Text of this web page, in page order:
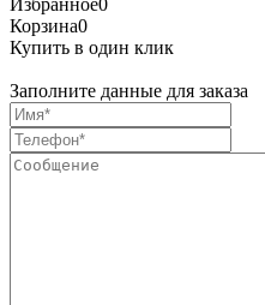
Избранное0
Корзина0
Купить в один клик
Заполните данные для заказа